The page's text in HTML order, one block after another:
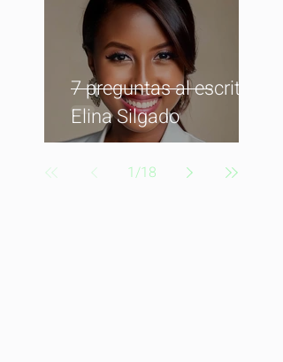
7 preguntas al escritor:
Elina Silgado
1/18